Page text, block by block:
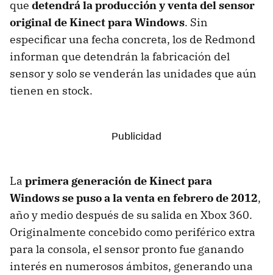
que detendrá la producción y venta del sensor
original de Kinect para Windows. Sin
especificar una fecha concreta, los de Redmond
informan que detendrán la fabricación del
sensor y solo se venderán las unidades que aún
tienen en stock.
La primera generación de Kinect para
Windows se puso a la venta en febrero de 2012,
año y medio después de su salida en Xbox 360.
Originalmente concebido como periférico extra
para la consola, el sensor pronto fue ganando
interés en numerosos ámbitos, generando una